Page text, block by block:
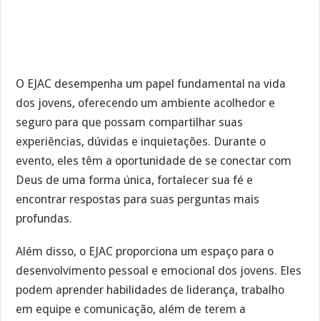
O EJAC desempenha um papel fundamental na vida
dos jovens, oferecendo um ambiente acolhedor e
seguro para que possam compartilhar suas
experiências, dúvidas e inquietações. Durante o
evento, eles têm a oportunidade de se conectar com
Deus de uma forma única, fortalecer sua fé e
encontrar respostas para suas perguntas mais
profundas.
Além disso, o EJAC proporciona um espaço para o
desenvolvimento pessoal e emocional dos jovens. Eles
podem aprender habilidades de liderança, trabalho
em equipe e comunicação, além de terem a